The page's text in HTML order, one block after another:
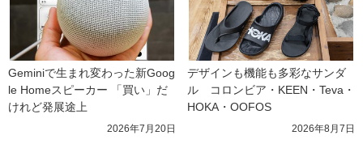
Geminiで生まれ変わった新Goog
le Homeスピーカー 「買い」だ
けれど発展途上
2026年7月20日
デザインも機能も多彩なサンダ
ル　コロンビア・KEEN・Teva・
HOKA・OOFOS
2026年8月7日